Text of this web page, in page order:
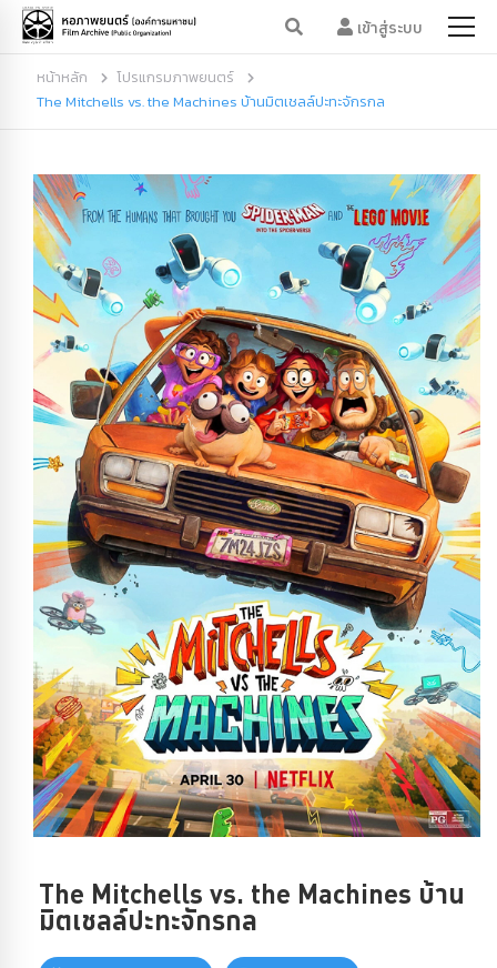
เข้าสู่ระบบ
หน้าหลัก
โปรแกรมภาพยนตร์
The Mitchells vs. the Machines บ้านมิตเชลล์ปะทะจักรกล
The Mitchells vs. the Machines บ้าน
มิตเชลล์ปะทะจักรกล